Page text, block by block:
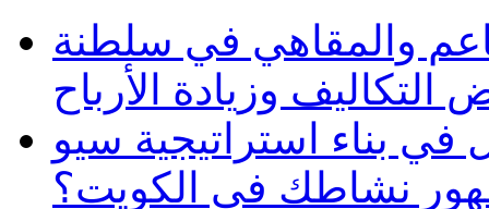
والمقاهي في سلطنة
وزيادة الأرباح
بناء استراتيجية سيو
نشاطك في الكويت؟